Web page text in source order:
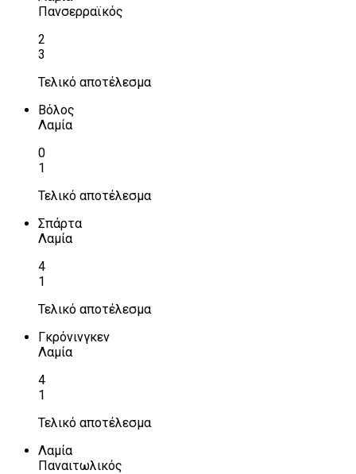
Πανσερραϊκός
2
3
Τελικό αποτέλεσμα
Βόλος
Λαμία
0
1
Τελικό αποτέλεσμα
Σπάρτα
Λαμία
4
1
Τελικό αποτέλεσμα
Γκρόνινγκεν
Λαμία
4
1
Τελικό αποτέλεσμα
Λαμία
Παναιτωλικός